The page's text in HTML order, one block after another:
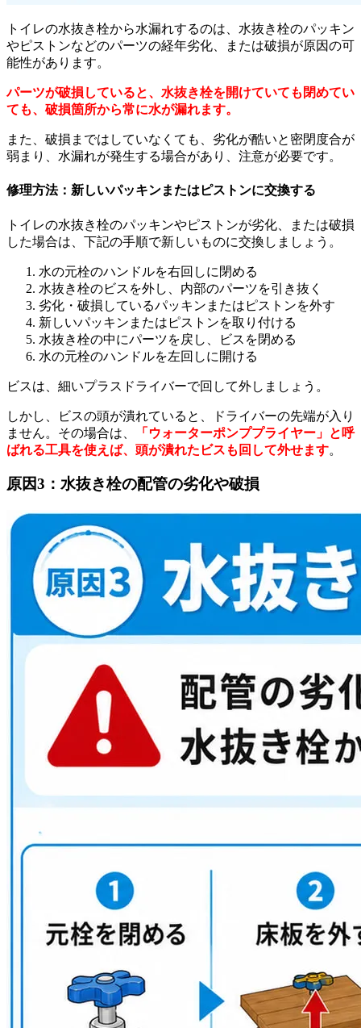
トイレの水抜き栓から水漏れするのは、水抜き栓のパッキン
やピストンなどのパーツの経年劣化、または破損が原因の可
能性があります。
パーツが破損していると、水抜き栓を開けていても閉めてい
ても、破損箇所から常に水が漏れます。
また、破損まではしていなくても、劣化が酷いと密閉度合が
弱まり、水漏れが発生する場合があり、注意が必要です。
修理方法：新しいパッキンまたはピストンに交換する
トイレの水抜き栓のパッキンやピストンが劣化、または破損
した場合は、下記の手順で新しいものに交換しましょう。
水の元栓のハンドルを右回しに閉める
水抜き栓のビスを外し、内部のパーツを引き抜く
劣化・破損しているパッキンまたはピストンを外す
新しいパッキンまたはピストンを取り付ける
水抜き栓の中にパーツを戻し、ビスを閉める
水の元栓のハンドルを左回しに開ける
ビスは、細いプラスドライバーで回して外しましょう。
しかし、ビスの頭が潰れていると、ドライバーの先端が入り
ません。その場合は、
「ウォーターポンププライヤー」と呼
ばれる工具を使えば、頭が潰れたビスも回して外せます。
原因3：水抜き栓の配管の劣化や破損